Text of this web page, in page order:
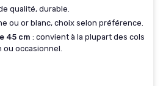
qualité, durable.
ou or blanc, choix selon préférence.
45 cm : convient à la plupart des cols
occasionnel.